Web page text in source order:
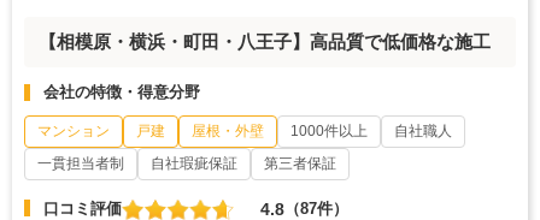
【相模原・横浜・町田・八王子】高品質で低価格な施工
会社の特徴・得意分野
マンション 戸建 屋根・外壁 1000件以上
自社職人
一貫担当者制
自社瑕疵保証 第三者保証
口コミ評価 4.8 （87件）